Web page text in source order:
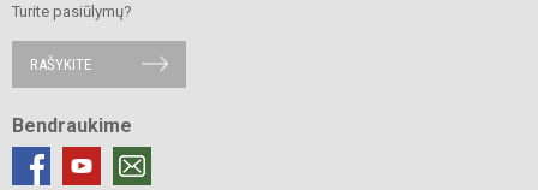
Turite pasiūlymų?
RAŠYKITE
Bendraukime